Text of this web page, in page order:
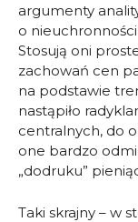
argumenty
o
Stosują oni
zachowań cen
na podstawie
nastąpiło
centralnych, do
one bardzo
„dodruku”
Taki skrajny – w